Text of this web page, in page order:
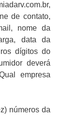
de contato,
nome da
data da
dígitos do
deverá
empresa
números da